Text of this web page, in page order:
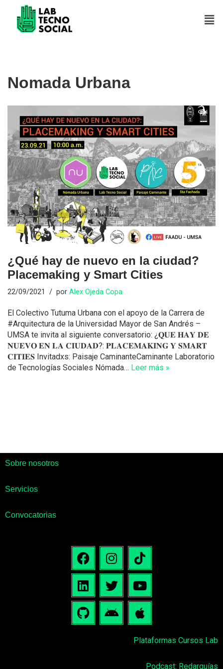
Saltar
Nomada Urbana
¿Qué hay de nuevo en la ciudad?
Placemaking y Smart Cities
22/09/2021 por Alex Ojeda Copa
El Colectivo Tutuma Urbana con el apoyo de la Carrera de
#Arquitectura de la Universidad Mayor de San Andrés –
UMSA te invita al siguiente conversatorio: ¿𝐐𝐔𝐄 𝐇𝐀𝐘 𝐃𝐄
𝐍𝐔𝐄𝐕𝐎 𝐄𝐍 𝐋𝐀 𝐂𝐈𝐔𝐃𝐀𝐃?: 𝐏𝐋𝐀𝐂𝐄𝐌𝐀𝐊𝐈𝐍𝐆 𝐘 𝐒𝐌𝐀𝐑𝐓
𝐂𝐈𝐓𝐈𝐄𝐒 Invitadxs: Paisaje CaminanteCaminante Laboratorio
de Tecnologías Sociales Nómada… Leer más »
Sobre nosotros
Servicios
Convocatorias
Plataformas Cursos Lab
Podcast: Redarquías